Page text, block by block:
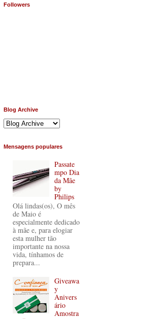
Followers
Blog Archive
Mensagens populares
Passate
mpo Dia
da Mãe
by
Philips
Olá lindas(os), O mês
de Maio é
especialmente dedicado
à mãe e, para elogiar
esta mulher tão
importante na nossa
vida, tínhamos de
prepara...
Giveawa
y
Anivers
ário
Amostra